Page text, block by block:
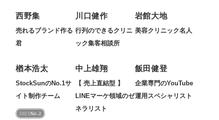
マーケマネージャー
カスタマーサクセスマネージャー
常勤監査役
内部監査室長
募集要項一覧
西野集
売れるブランド作る
君
川口健作
行列のできるクリニ
ック集客相談所
岩館大地
美容クリニック名人
楢本浩太
StockSunのNo.1サ
イト制作チーム
2023No.2
中上雄翔
【 売上直結型 】
LINEマーケ領域のゼ
ネラリスト
飯田健登
企業専門のYouTube
運用スペシャリスト